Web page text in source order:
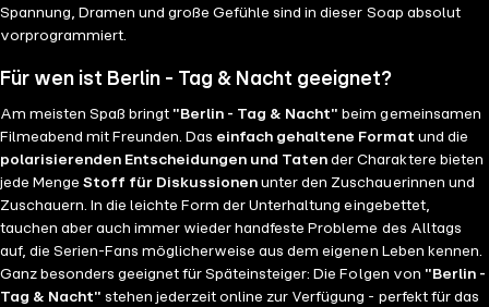
Spannung, Dramen und große Gefühle sind in dieser Soap absolut
vorprogrammiert.
Für wen ist Berlin - Tag & Nacht geeignet?
Am meisten Spaß bringt "Berlin - Tag & Nacht" beim gemeinsamen
Filmeabend mit Freunden. Das einfach gehaltene Format und die
polarisierenden Entscheidungen und Taten der Charaktere bieten
jede MengeStoff für Diskussionen unter den Zuschauerinnen und
Zuschauern. In die leichte Form der Unterhaltung eingebettet,
tauchen aber auch immer wieder handfeste Probleme des Alltags
auf, die Serien-Fans möglicherweise aus dem eigenen Leben kennen.
Ganz besonders geeignet für Späteinsteiger: Die Folgen von "Berlin -
Tag & Nacht" stehen jederzeit online zur Verfügung - perfekt für das